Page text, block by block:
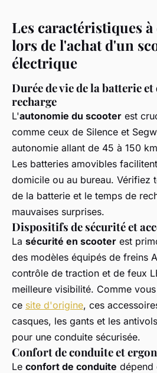
Les caractéristiques
lors de l'achat d'un
électrique
Durée de vie de la batterie
recharge
L'autonomie du scooter est
comme ceux de Silence et
autonomie allant de 45 à 150
Les batteries amovibles
domicile ou au bureau. Vérifiez
de la batterie et le temps de
mauvaises surprises.
Dispositifs de sécurité et
La sécurité en scooter est
des modèles équipés de freins
contrôle de traction et de feux
meilleure visibilité. Comme
ce site d'origine, ces
casques, les gants et les
pour une conduite sécurisée.
Confort de conduite et
Le confort de conduite dépend